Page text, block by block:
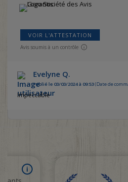
VOIR L'ATTESTATION
Avis soumis à un contrôle
Evelyne Q.
Publié le 03/03/2024 à 09:53(Date de
Impeccable